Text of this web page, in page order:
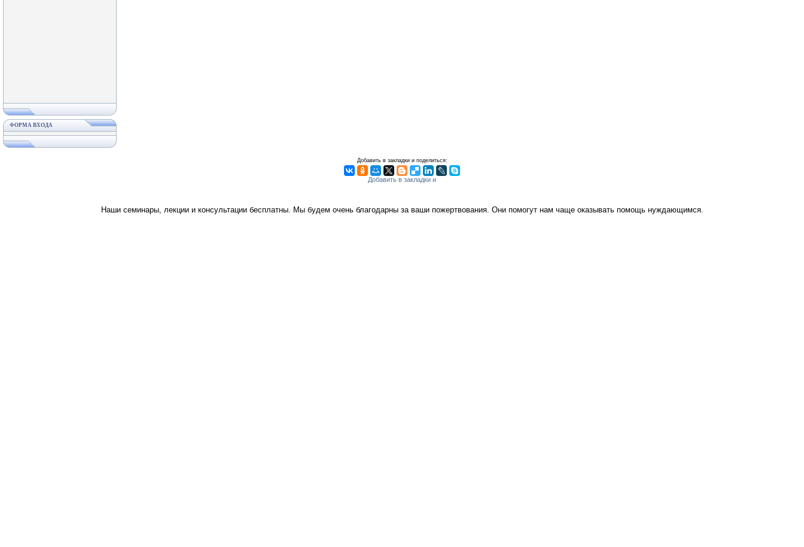
ФОРМА ВХОДА
Добавить в закладки и поделиться:
Наши семинары, лекции и консультации бесплатны. Мы будем очень благодарны за ваши пожертвования. Они помогут нам чаще оказывать помощь нуждающимся.